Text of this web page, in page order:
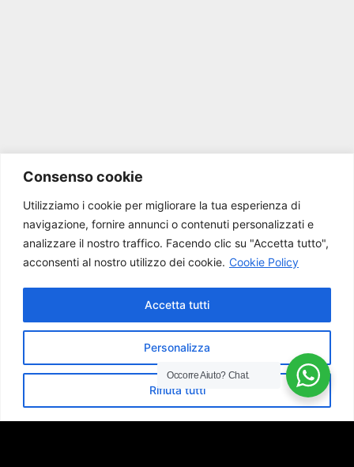
Consenso cookie
Utilizziamo i cookie per migliorare la tua esperienza di
navigazione, fornire annunci o contenuti personalizzati e
analizzare il nostro traffico. Facendo clic su "Accetta tutto",
acconsenti al nostro utilizzo dei cookie. Cookie Policy
Personalizza
Rifiuta tutti
Accetta tutti
Scrivici per
qualsiasi
domanda o
Occorre Aiuto?Chat.